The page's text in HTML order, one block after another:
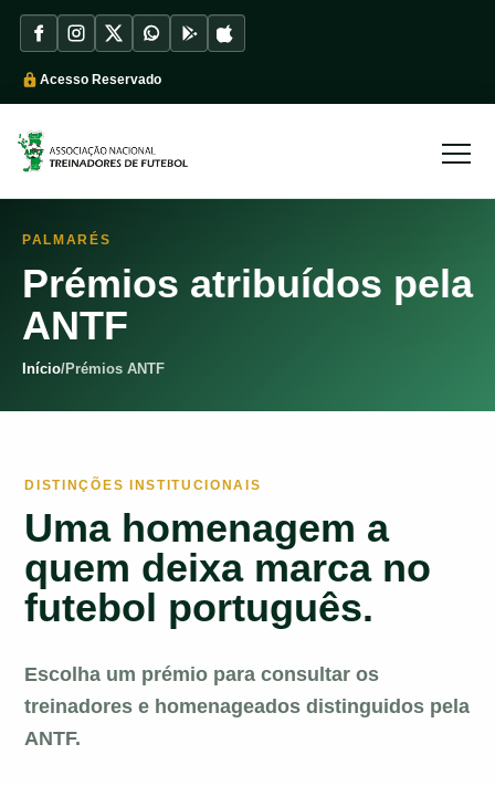
Acesso Reservado
PALMARÉS
Prémios atribuídos pela
ANTF
Início/Prémios ANTF
DISTINÇÕES INSTITUCIONAIS
Uma homenagem a
quem deixa marca no
futebol português.
Escolha um prémio para consultar os
treinadores e homenageados distinguidos pela
ANTF.